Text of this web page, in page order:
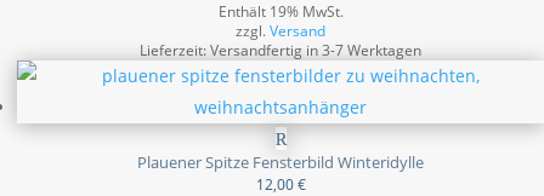
Enthält 19% MwSt.
zzgl.Versand
Lieferzeit: Versandfertig in 3-7 Werktagen
Plauener Spitze Fensterbild Winteridylle
12,00€